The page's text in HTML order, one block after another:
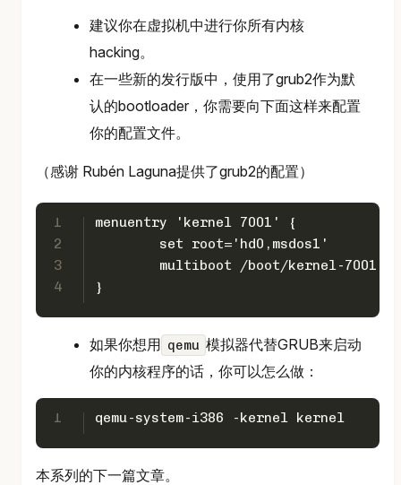
建议你在虚拟机中进行你所有内核
hacking。
在一些新的发行版中，使用了grub2作为默
认的bootloader，你需要向下面这样来配置
你的配置文件。
（感谢 Rubén Laguna提供了grub2的配置）
1
2
3
4
menuentry 'kernel 7001' {
	set root='hd0,msdos1'
	multiboot /boot/kernel-7001 ro
}
如果你想用 qemu 模拟器代替GRUB来启动
你的内核程序的话，你可以怎么做：
1 qemu-system-i386 -kernel kernel
本系列的下一篇文章。